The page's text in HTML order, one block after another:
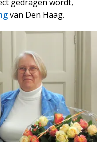
gedragen wordt,
van Den Haag.